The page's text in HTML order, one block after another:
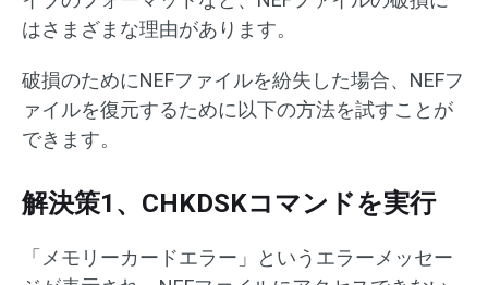
はさまざまな理由があります。
破損のためにNEFファイルを紛失した場合、NEFフ
ァイルを復元するために以下の方法を試すことが
できます。
解決策1、CHKDSKコマンドを実行
「メモリーカードエラー」というエラーメッセー